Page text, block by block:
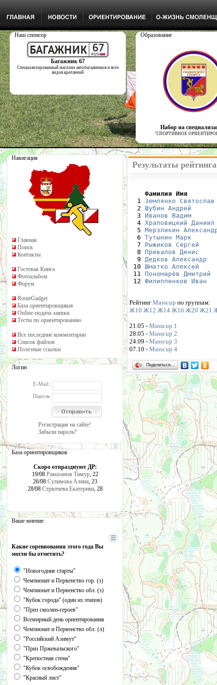
Наш спонсор
Багажник 67
Специализированный магазин автобагажников и всех
видов креплений
Образование
Набор на
"СПОРТИВНОЕ
Навигация
Главная
Поиск
Контакты
Гостевая Книга
Фотоальбом
Форум
RouteGadget
База ориентировщиков
Online-подача заявки
Тесты по ориентированию
Все последние комментарии
Список файлов
Полезные ссылки
Логин
E-Mail:
Пароль
Регистрация на сайте!
Забыли пароль?
База ориентировщиков
Скоро отпразднуют ДР:
19/08 Рамазанов Тимур, 22
26/08 Сулимова Алина, 23
28/08 Стряпчева Екатерина, 28
Ваше мнение
Какие соревнования этого года Вы
могли бы отметить?
"Новогодние старты"
Чемпионат и Первенство гор. (з)
Чемпионат и Первенство обл. (з)
"Кубок города" (один из этапов)
"Приз смолян-героев"
Всемирный день ориентирования
Чемпионат и Первенство обл. (л)
"Российский Азимут"
"Приз Пржевальского"
"Крепостная стена"
"Кубок освобождения"
"Красный лист"
Результаты
1 Землянко Святослав
  2
Шубин Андрей
  3
Иванов Вадим
  4
Храповицкий Даниил
  5
Мерзликин
  6
Тутынин Марк
  7
Рыжиков Сергей
  8
Привалов Денис
  9
Дедков Александр
10 Шматко Алексей
11 Пономарёв Дмитрий
12 Филиппенков Иван
Рейтинг Masscup по группам:
Ж10 Ж12 Ж14 Ж16 Ж20 Ж21
21.05 - Masscup 1
28.05 - Masscup 2
24.09 - Masscup 3
07.10 - Masscup 4
Поделиться…